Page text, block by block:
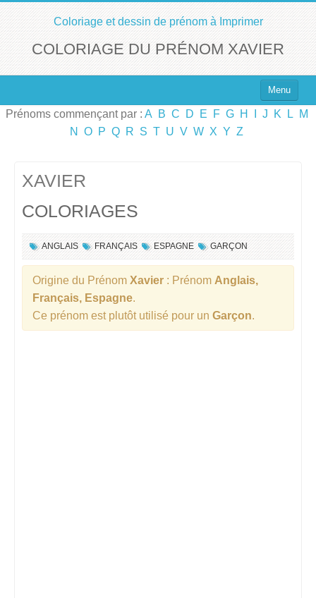
Coloriage et dessin de prénom à Imprimer
COLORIAGE DU PRÉNOM XAVIER
Menu
Top 100 des Prénoms
Prénoms commençant par : A B C D E F G H J K L
M
N
O P Q R S T U V W X Y Z
XAVIER
COLORIAGES
ANGLAIS FRANÇAIS ESPAGNE GARÇON
Origine du Prénom Xavier : Prénom Anglais,
Français, Espagne.
Ce prénom est plutôt utilisé pour un Garçon.